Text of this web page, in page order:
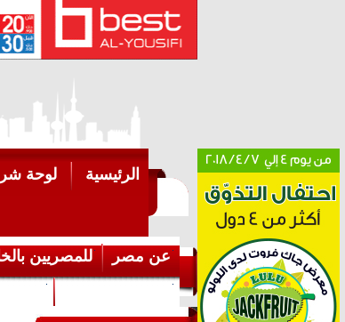
الرئيسية لوحة
عن مصر للمصريين